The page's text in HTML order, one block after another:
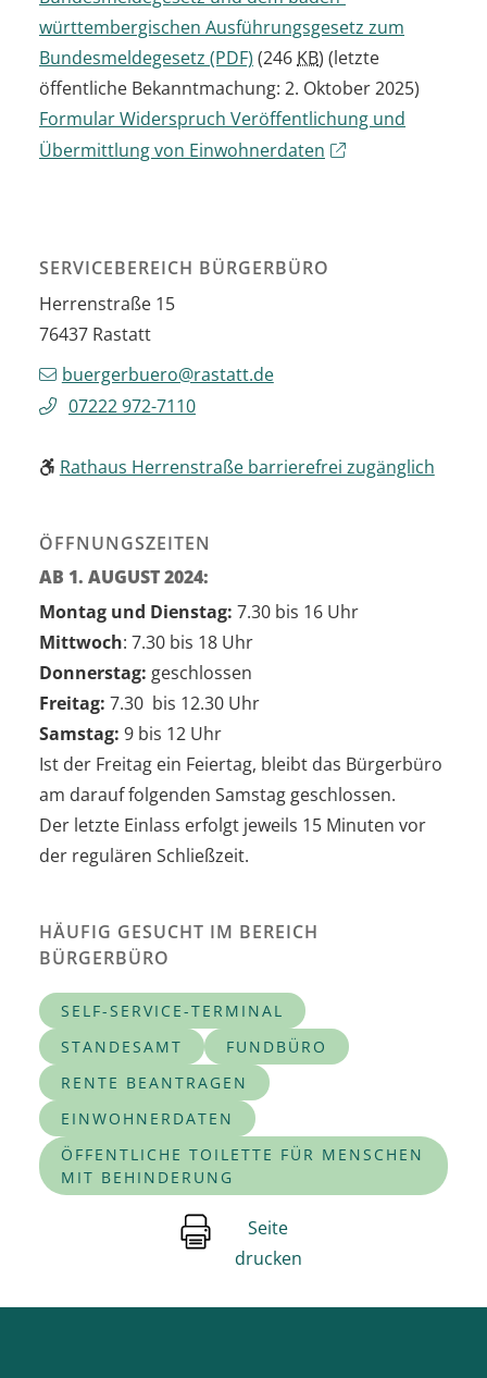
württembergischen Ausführungsgesetz zum
Bundesmeldegesetz (PDF) (246 KB) (letzte
öffentliche Bekanntmachung: 2. Oktober 2025)
Formular Widerspruch Veröffentlichung und
Übermittlung von Einwohnerdaten
SERVICEBEREICH BÜRGERBÜRO
Herrenstraße 15
76437 Rastatt
buergerbuero@rastatt.de
07222 972-7110
Rathaus Herrenstraße barrierefrei zugänglich
ÖFFNUNGSZEITEN
AB 1. AUGUST 2024:
Montag und Dienstag: 7.30 bis 16 Uhr
Mittwoch: 7.30 bis 18 Uhr
Donnerstag: geschlossen
Freitag: 7.30 bis 12.30 Uhr
Samstag: 9 bis 12 Uhr
Ist der Freitag ein Feiertag, bleibt das Bürgerbüro
am darauf folgenden Samstag geschlossen.
Der letzte Einlass erfolgt jeweils 15 Minuten vor
der regulären Schließzeit.
HÄUFIG GESUCHT IM BEREICH
BÜRGERBÜRO
SELF-SERVICE-TERMINAL
STANDESAMT
FUNDBÜRO
RENTE BEANTRAGEN
EINWOHNERDATEN
ÖFFENTLICHE TOILETTE FÜR MENSCHEN
MIT BEHINDERUNG
Seite
drucken